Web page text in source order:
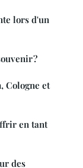
lors d'un
?
Cologne et
en tant
des